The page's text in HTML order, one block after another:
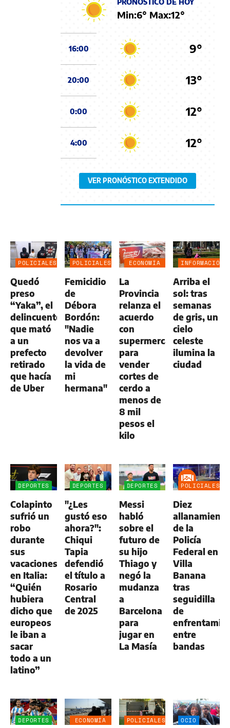
PRONÓSTICO DE HOY
Min:6° Max:12°
16:00 9°
20:00 13°
0:00 12°
4:00 12°
VER PRONÓSTICO EXTENDIDO
POLICIALES
Quedó
preso
“Yaka”, el
delincuente
que mató
a un
prefecto
retirado
que hacía
de Uber
POLICIALES
Femicidio
de
Débora
Bordón:
"Nadie
nos va a
devolver
la vida de
mi
hermana"
ECONOMÍA
La
Provincia
relanza el
acuerdo
con
supermercados
para
vender
cortes de
cerdo a
menos de
8 mil
pesos el
kilo
INFORMACIÓN
Arriba el
sol: tras
semanas
de gris, un
cielo
celeste
ilumina la
ciudad
DEPORTES
Colapinto
sufrió un
robo
durante
sus
vacaciones
en Italia:
“Quién
hubiera
dicho que
europeos
le iban a
sacar
todo a un
latino”
DEPORTES
"¿Les
gustó eso
ahora?":
Chiqui
Tapia
defendió
el título a
Rosario
Central
de 2025
DEPORTES
Messi
habló
sobre el
futuro de
su hijo
Thiago y
negó la
mudanza
a
Barcelona
para
jugar en
La Masía
POLICIALES
Diez
de la
Policía
Federal en
Villa
Banana
tras
seguidilla
de
entre
bandas
DEPORTES
ECONOMÍA
POLICIALES OCIO